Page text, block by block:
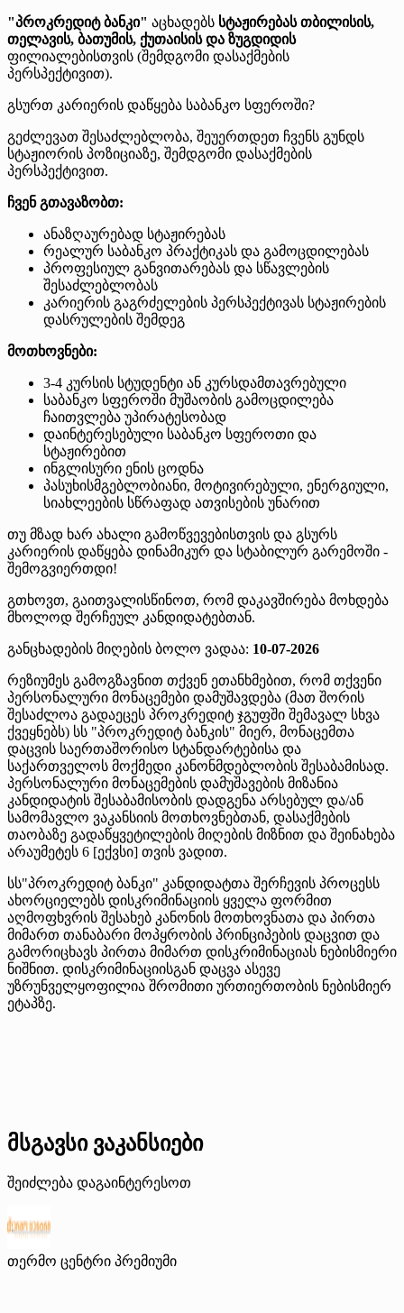
"პროკრედიტ ბანკი" აცხადებს სტაჟირებას თბილისის,
თელავის, ბათუმის, ქუთაისის და ზუგდიდის
ფილიალებისთვის (შემდგომი დასაქმების
პერსპექტივით).
გსურთ კარიერის დაწყება საბანკო სფეროში?
გეძლევათ შესაძლებლობა, შეუერთდეთ ჩვენს გუნდს
სტაჟიორის პოზიციაზე, შემდგომი დასაქმების
პერსპექტივით.
ჩვენ გთავაზობთ:
ანაზღაურებად სტაჟირებას
რეალურ საბანკო პრაქტიკას და გამოცდილებას
პროფესიულ განვითარებას და სწავლების
შესაძლებლობას
კარიერის გაგრძელების პერსპექტივას სტაჟირების
დასრულების შემდეგ
მოთხოვნები:
3-4 კურსის სტუდენტი ან კურსდამთავრებული
საბანკო სფეროში მუშაობის გამოცდილება
ჩაითვლება უპირატესობად
დაინტერესებული საბანკო სფეროთი და
სტაჟირებით
ინგლისური ენის ცოდნა
პასუხისმგებლობიანი, მოტივირებული, ენერგიული,
სიახლეების სწრაფად ათვისების უნარით
თუ მზად ხარ ახალი გამოწვევებისთვის და გსურს
კარიერის დაწყება დინამიკურ და სტაბილურ გარემოში -
შემოგვიერთდი!
გთხოვთ, გაითვალისწინოთ, რომ დაკავშირება მოხდება
მხოლოდ შერჩეულ კანდიდატებთან.
განცხადების მიღების ბოლო ვადაა: 10-07-2026
რეზიუმეს გამოგზავნით თქვენ ეთანხმებით, რომ თქვენი
პერსონალური მონაცემები დამუშავდება (მათ შორის
შესაძლოა გადაეცეს პროკრედიტ ჯგუფში შემავალ სხვა
ქვეყნებს) სს "პროკრედიტ ბანკის" მიერ, მონაცემთა
დაცვის საერთაშორისო სტანდარტებისა და
საქართველოს მოქმედი კანონმდებლობის შესაბამისად.
პერსონალური მონაცემების დამუშავების მიზანია
კანდიდატის შესაბამისობის დადგენა არსებულ და/ან
სამომავლო ვაკანსიის მოთხოვნებთან, დასაქმების
თაობაზე გადაწყვეტილების მიღების მიზნით და შეინახება
არაუმეტეს 6 [ექვსი] თვის ვადით.
სს"პროკრედიტ ბანკი" კანდიდატთა შერჩევის პროცესს
ახორციელებს დისკრიმინაციის ყველა ფორმით
აღმოფხვრის შესახებ კანონის მოთხოვნათა და პირთა
მიმართ თანაბარი მოპყრობის პრინციპების დაცვით და
გამორიცხავს პირთა მიმართ დისკრიმინაციას ნებისმიერი
ნიშნით. დისკრიმინაციისგან დაცვა ასევე
უზრუნველყოფილია შრომითი ურთიერთობის ნებისმიერ
ეტაპზე.
მსგავსი ვაკანსიები
შეიძლება დაგაინტერესოთ
თერმო ცენტრი პრემიუმი